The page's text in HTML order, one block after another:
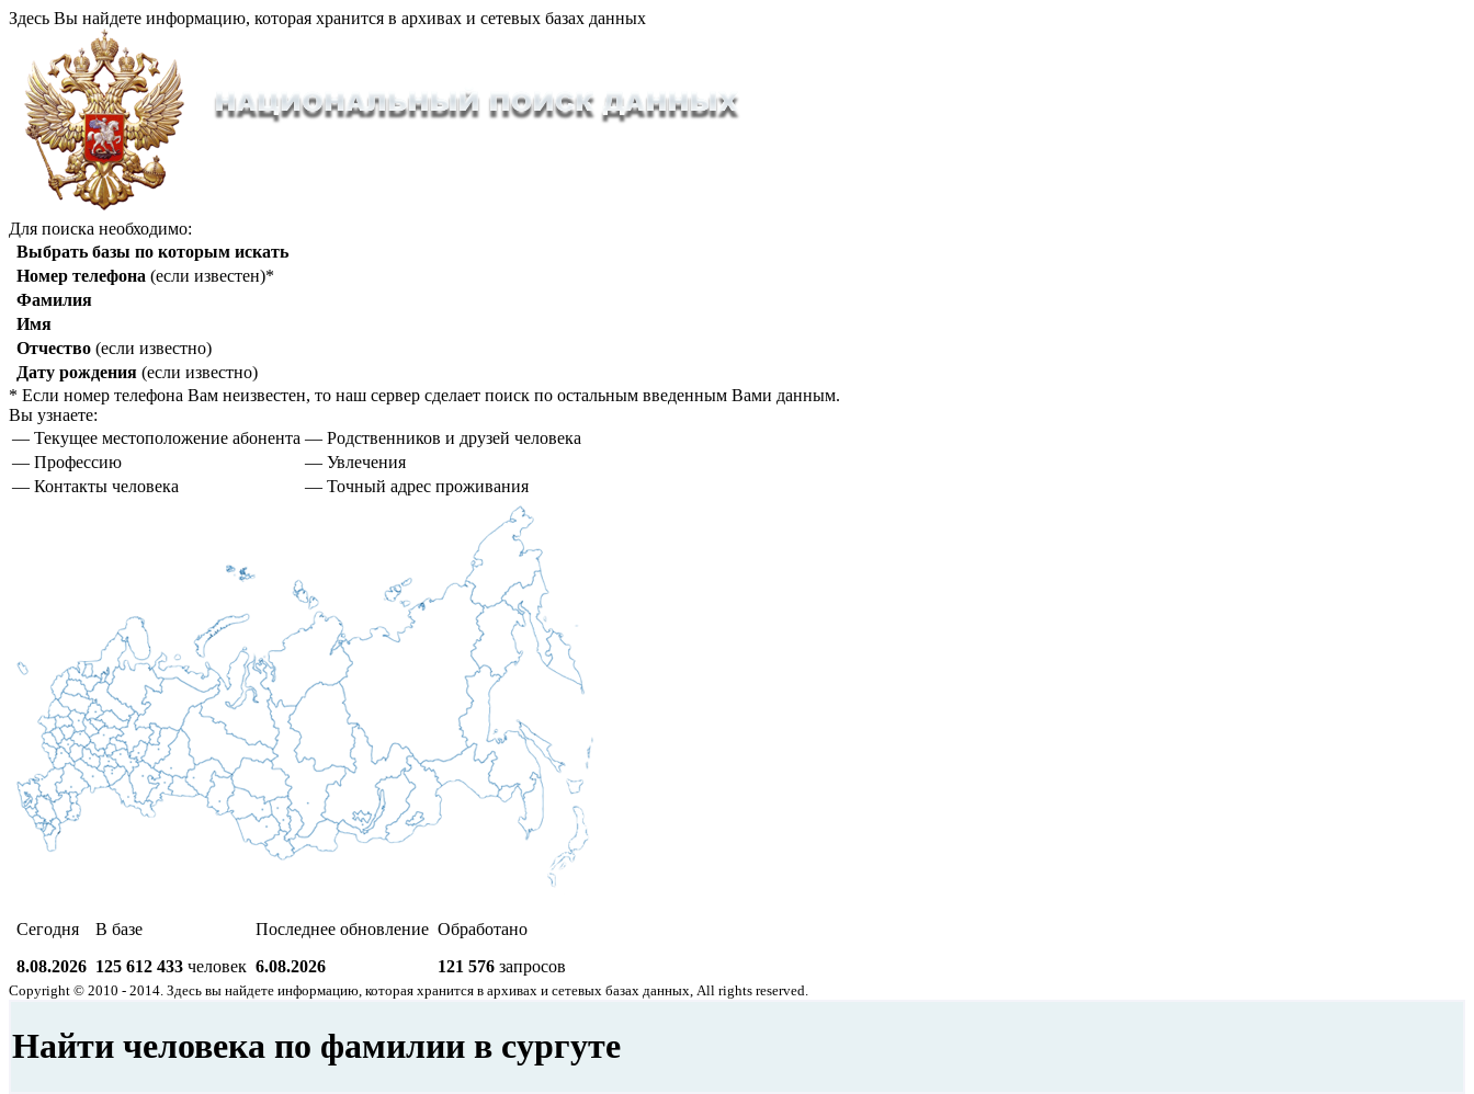
Здесь Вы найдете информацию, которая хранится в архивах и сетевых базах данных
Для поиска необходимо:
Выбрать базы по которым искать
Номер телефона (если известен)*
Фамилия
Имя
Отчество (если известно)
Дату рождения (если известно)
* Если номер телефона Вам неизвестен, то наш сервер сделает поиск по остальным введенным Вами данным.
Вы узнаете:
— Текущее местоположение абонента — Родственников и друзей человека
— Профессию
— Увлечения
— Контакты человека
— Точный адрес проживания
Сегодня
8.08.2026
В базе
125 612 433 человек
Последнее обновление
6.08.2026
Обработано
121 576 запросов
Copyright © 2010 - 2014. Здесь вы найдете информацию, которая хранится в архивах и сетевых базах данных, All rights reserved.
Найти человека по фамилии в сургуте